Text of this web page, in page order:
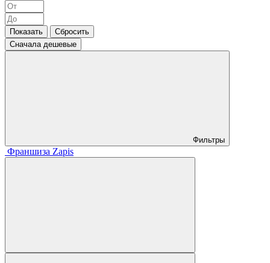
Сначала дешевые
Фильтры
Франшиза Zapis